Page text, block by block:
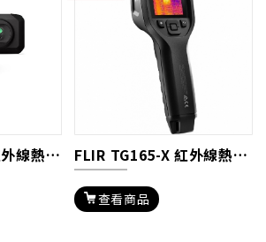
FLIR C5 口袋型紅外線熱影像儀 FLIR TG165-X 紅外線熱影像儀
查看商品